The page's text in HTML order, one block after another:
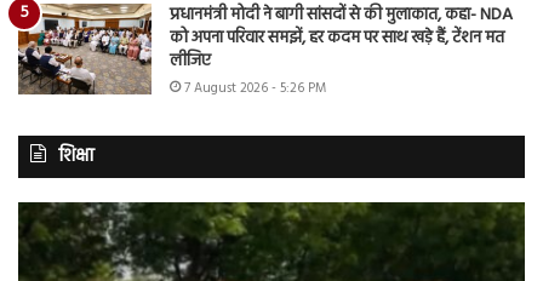
प्रधानमंत्री मोदी ने बागी सांसदों से की मुलाकात, कहा- NDA
को अपना परिवार समझें, हर कदम पर साथ खड़े हैं, टेंशन मत
लीजिए
7 August 2026 - 5:26 PM
शिक्षा